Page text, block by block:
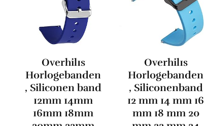
Overhil1s
Horlogebanden
, Siliconen band
12mm 14mm
16mm 18mm
Overhil1s
Horlogebanden
, Siliconenband
12 mm 14 mm 16
mm 18 mm 20